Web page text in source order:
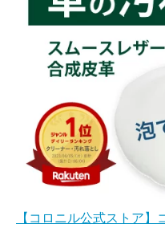
【コロニル公式ストア